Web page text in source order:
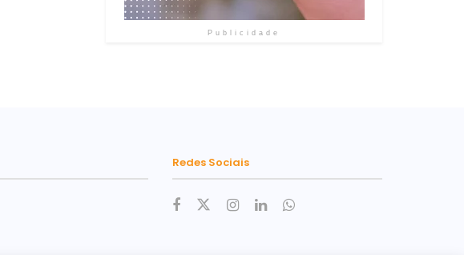
Publicidade
Redes Sociais